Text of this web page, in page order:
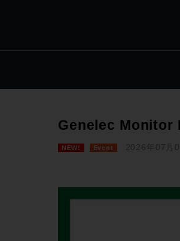
Genelec Monitor
NEW! Event 2026年07月